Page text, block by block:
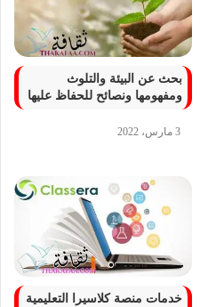
بحث عن البيئة والتلوث
ومفهومها ونصائح للحفاظ عليها
3 مارس، 2022
خدمات منصة كلاسيرا التعليمية